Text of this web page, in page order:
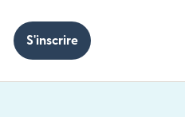
S'inscrire